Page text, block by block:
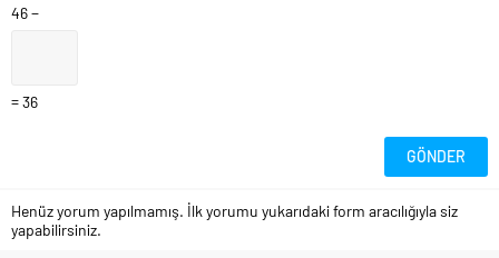
46 −
= 36
Henüz yorum yapılmamış. İlk yorumu yukarıdaki form aracılığıyla siz
yapabilirsiniz.